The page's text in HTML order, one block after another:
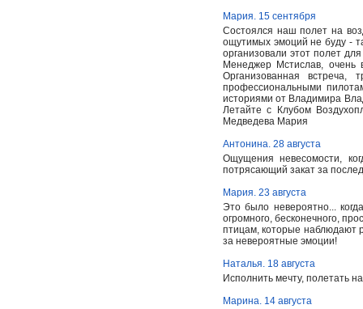
Мария. 15 сентября
Состоялся наш полет на
ощутимых эмоций не буду -
организовали этот полет
Менеджер Мстислав, очень
Организованная
профессиональными
историями от Владимира
Летайте с Клубом
Медведева Мария
Антонина. 28 августа
Ощущения невесомости,
потрясающий закат за
Мария. 23 августа
Это было невероятно...
огромного, бесконечного,
птицам, которые наблюдают
за невероятные эмоции!
Наталья. 18 августа
Исполнить мечту, полетать
Марина. 14 августа